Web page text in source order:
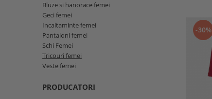
Accesorii barbati
Schi Barbati
Accesorii femeiBluze si hanorace femei
Geci femei
Incaltaminte femei
Pantaloni femei
Schi Femei
Tricouri femei
Veste femei
PRODUCATORI
-30%